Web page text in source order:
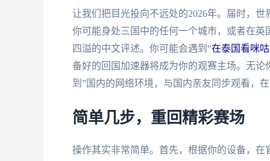
让我们把目光投向不远处的2026年。届时，
你可能身处三国中的任何一个城市，或者在
四溢的中文评述。你可能会遇到“在泰国看咪
备好的回国加速器将成为你的观赛主场。无
到”国内的网络环境，与国内亲友同步观看，
简单几步，重回精彩赛场
操作其实非常简单。首先，根据你的设备，